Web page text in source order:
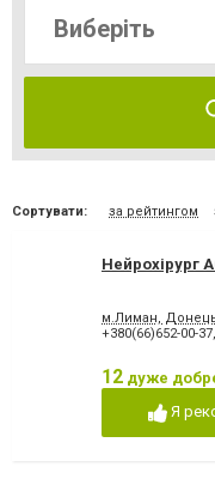
Сортувати: за рейтингом
Нейрохірург
м.Лиман,
+380(66)652-00-37,
12 дуже
Я